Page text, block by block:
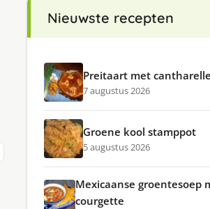
Nieuwste recepten
Preitaart met
7 augustus 2026
Groene kool stamppot
5 augustus 2026
Mexicaanse groentesoep
courgette